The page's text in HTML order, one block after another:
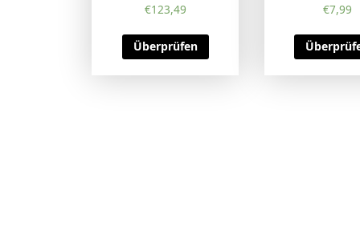
€123,49
Überprüfen
€7,99